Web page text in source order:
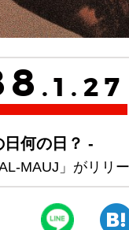
.1.27
日何の日？ -
MAUJ」がリリ